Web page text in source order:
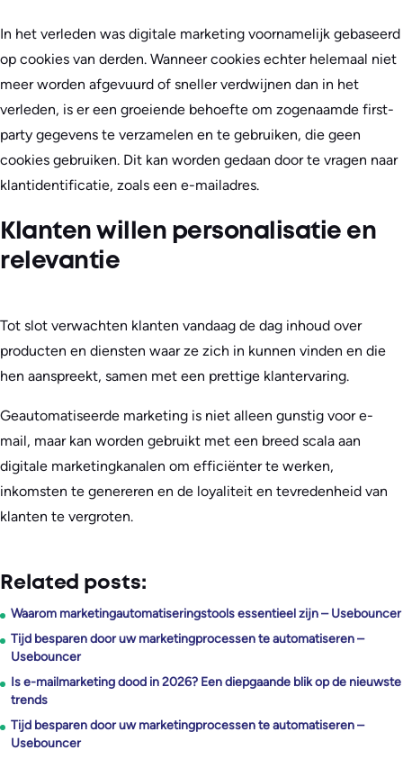
In het verleden was digitale marketing voornamelijk gebaseerd
op cookies van derden. Wanneer cookies echter helemaal niet
meer worden afgevuurd of sneller verdwijnen dan in het
verleden, is er een groeiende behoefte om zogenaamde first-
party gegevens te verzamelen en te gebruiken, die geen
cookies gebruiken. Dit kan worden gedaan door te vragen naar
klantidentificatie, zoals een e-mailadres.
Klanten willen personalisatie en
relevantie
Tot slot verwachten klanten vandaag de dag inhoud over
producten en diensten waar ze zich in kunnen vinden en die
hen aanspreekt, samen met een prettige klantervaring.
Geautomatiseerde marketing is niet alleen gunstig voor e-
mail, maar kan worden gebruikt met een breed scala aan
digitale marketingkanalen om efficiënter te werken,
inkomsten te genereren en de loyaliteit en tevredenheid van
klanten te vergroten.
Related posts:
Waarom marketingautomatiseringstools essentieel zijn – Usebouncer
Tijd besparen door uw marketingprocessen te automatiseren –
Usebouncer
Is e-mailmarketing dood in 2026? Een diepgaande blik op de nieuwste
trends
Tijd besparen door uw marketingprocessen te automatiseren –
Usebouncer